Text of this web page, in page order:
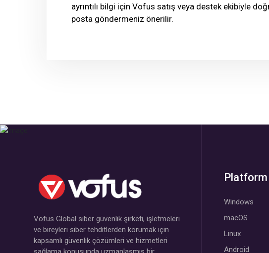
ayrıntılı bilgi için Vofus satış veya destek ekibiyle
posta göndermeniz önerilir.
Vofus Global siber güvenlik şirketi, işletmeleri
ve bireyleri siber tehditlerden korumak için
kapsamlı güvenlik çözümleri ve hizmetleri
Platform
Windows
macOS
Linux
Android